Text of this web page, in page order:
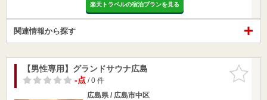
楽天トラベルの宿泊プランを見る
関連情報から探す
お気に入
りに追加
【男性専用】グランドサウナ広島
-点/ 0 件
広島県 / 広島市中区